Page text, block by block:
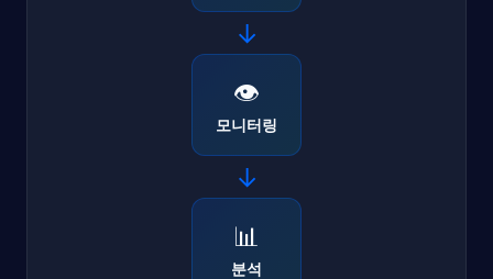
→
👁️
모니터링
→
📊
분석